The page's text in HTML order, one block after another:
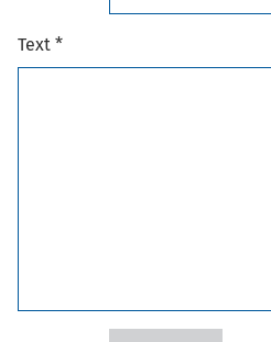
Text *